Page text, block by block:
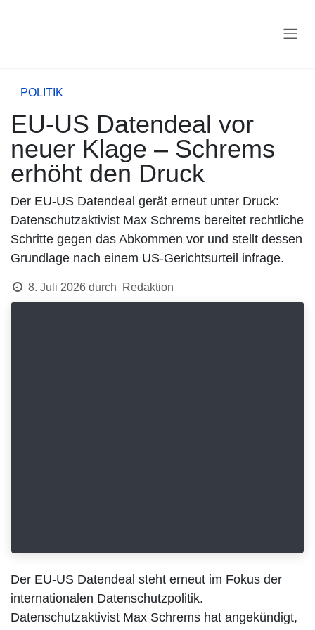
POLITIK
EU-US Datendeal vor
neuer Klage – Schrems
erhöht den Druck
Der EU-US Datendeal gerät erneut unter Druck:
Datenschutzaktivist Max Schrems bereitet rechtliche
Schritte gegen das Abkommen vor und stellt dessen
Grundlage nach einem US-Gerichtsurteil infrage.
8. Juli 2026 durch Redaktion
Der EU-US Datendeal steht erneut im Fokus der
internationalen Datenschutzpolitik.
Datenschutzaktivist Max Schrems hat angekündigt,